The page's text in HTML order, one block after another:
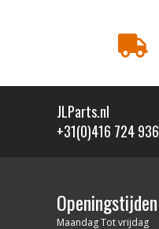
JLParts.nl
+31(0)416 724 936
Openingstijden
Maandag Tot vrijdag